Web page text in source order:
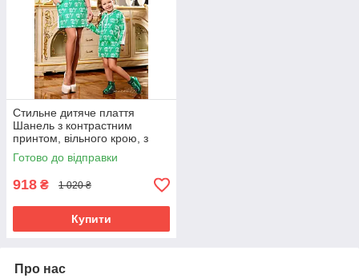
Стильне дитяче плаття
Шанель з контрастним
принтом, вільного крою, з
капюшоном, у спортивному
стилі
Готово до відправки
918 ₴ 1 020 ₴
Купити
Про нас